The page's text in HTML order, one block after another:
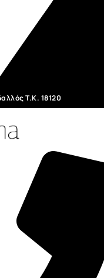
T.K. 18120